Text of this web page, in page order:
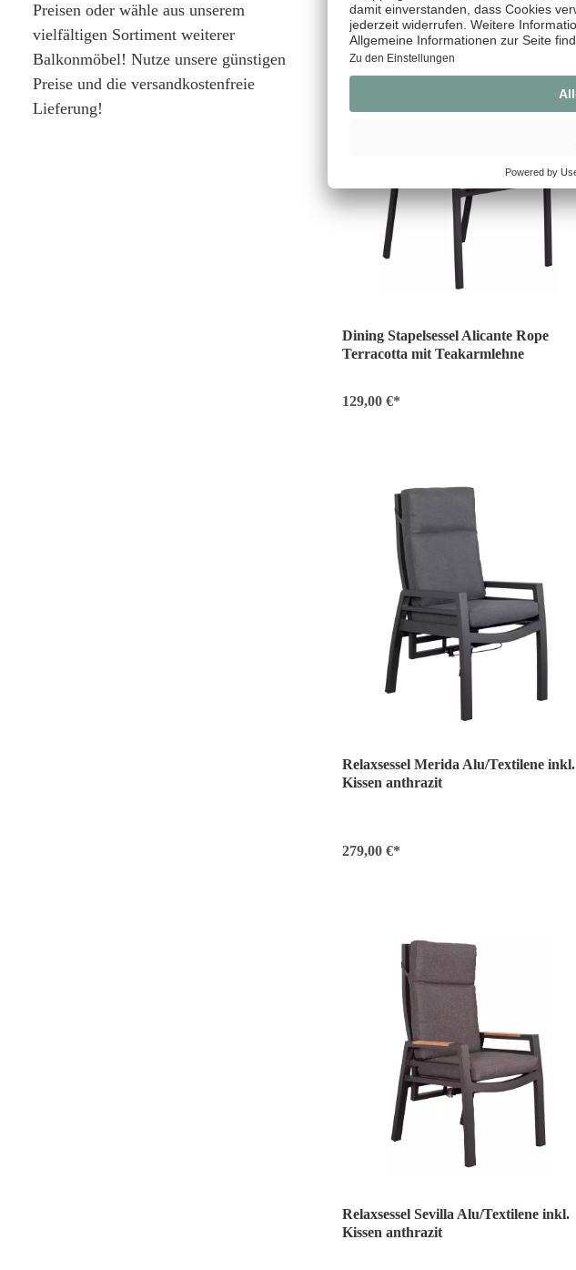
Preisen oder wähle aus unserem
vielfältigen Sortiment weiterer
Balkonmöbel! Nutze unsere günstigen
Preise und die versandkostenfreie
Lieferung!
Dining Stapelsessel Alicante Rope
Terracotta mit Teakarmlehne
129,00 €*
Relaxsessel Merida Alu/Textilene inkl.
Kissen anthrazit
279,00 €*
Relaxsessel Sevilla Alu/Textilene inkl.
Kissen anthrazit